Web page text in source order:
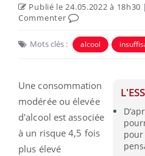
Publié le 24.05.2022 à 18h30
Commenter
Mots clés : alcool
Une consommation
modérée ou élevée
d'alcool est associée
à un risque 4,5 fois
plus élevé